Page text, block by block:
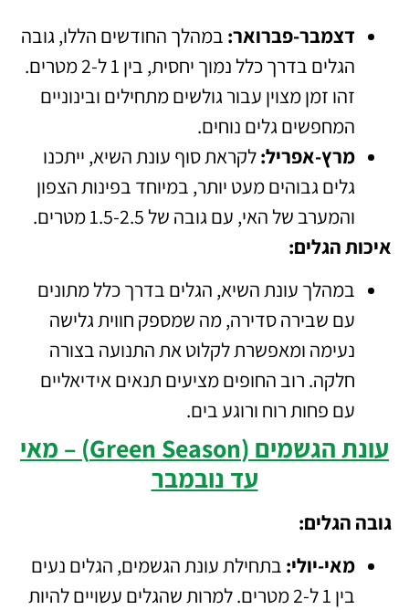
דצמבר-פברואר: במהלך החודשים הללו, גובה
הגלים בדרך כלל נמוך יחסית, בין 1 ל-2 מטרים.
זהו זמן מצוין עבור גולשים מתחילים ובינוניים
המחפשים גלים נוחים.
מרץ-אפריל:לקראת סוף עונת השיא, ייתכנו
גלים גבוהים מעט יותר, במיוחד בפינות הצפון
והמערב של האי, עם גובה של 1.5-2.5 מטרים.
איכות הגלים:
במהלך עונת השיא, הגלים בדרך כלל מתונים
עם שבירה סדירה, מה שמספק חווית גלישה
נעימה ומאפשרת לקלוט את התנועה בצורה
חלקה. רוב החופים מציעים תנאים אידיאליים
עם פחות רוח ורוגע בים.
עונת הגשמים (Green Season) – מאי
עד נובמבר
גובה הגלים:
מאי-יולי: בתחילת עונת הגשמים, הגלים נעים
בין 1 ל-2 מטרים. למרות שהגלים עשויים להיות